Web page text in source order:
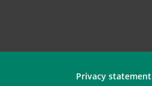
Privacy statement